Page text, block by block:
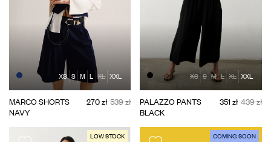
XS S M L XL XXL
MARCO SHORTS
NAVY
270 zł 539 zł
XS S M L XL XXL
PALAZZO PANTS
BLACK
351 zł 439 zł
LOW STOCK COMING SOON